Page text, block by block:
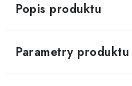
Popis produktu
Parametry produktu